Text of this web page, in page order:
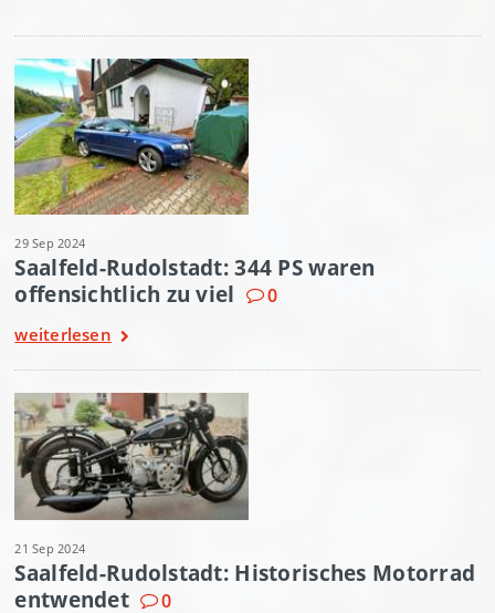
29 Sep 2024
Saalfeld-Rudolstadt: 344 PS waren
offensichtlich zu viel
0
weiterlesen
21 Sep 2024
Saalfeld-Rudolstadt: Historisches Motorrad
entwendet
0